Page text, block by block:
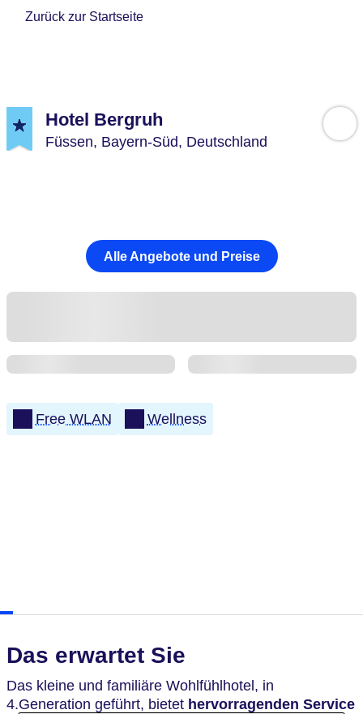
Zurück zur Startseite
Hotel Bergruh
Füssen, Bayern-Süd, Deutschland
Alle Angebote und Preise
Free WLAN Wellness
Das erwartet Sie
Das kleine und familiäre Wohlfühlhotel, in
4.Generation geführt, bietet hervorragenden Service